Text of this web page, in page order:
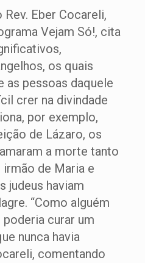
Eber Cocareli,
Vejam Só!, cita
os quais
as pessoas daquele
crer na divindade
por exemplo,
de Lázaro, os
a morte tanto
de Maria e
judeus haviam
“Como alguém
curar um
nunca havia
comentando